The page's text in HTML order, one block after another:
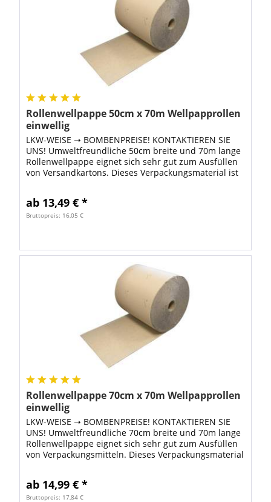
Rollenwellpappe 50cm x 70m Wellpapprollen
einwellig
LKW-WEISE ➝ BOMBENPREISE! KONTAKTIEREN SIE
UNS! Umweltfreundliche 50cm breite und 70m lange
Rollenwellpappe eignet sich sehr gut zum Ausfüllen
von Versandkartons. Dieses Verpackungsmaterial ist
ab 13,49 € *
Bruttopreis: 16,05 €
Rollenwellpappe 70cm x 70m Wellpapprollen
einwellig
LKW-WEISE ➝ BOMBENPREISE! KONTAKTIEREN SIE
UNS! Umweltfreundliche 70cm breite und 70m lange
Rollenwellpappe eignet sich sehr gut zum Ausfüllen
von Verpackungsmitteln. Dieses Verpackungsmaterial
ab 14,99 € *
Bruttopreis: 17,84 €